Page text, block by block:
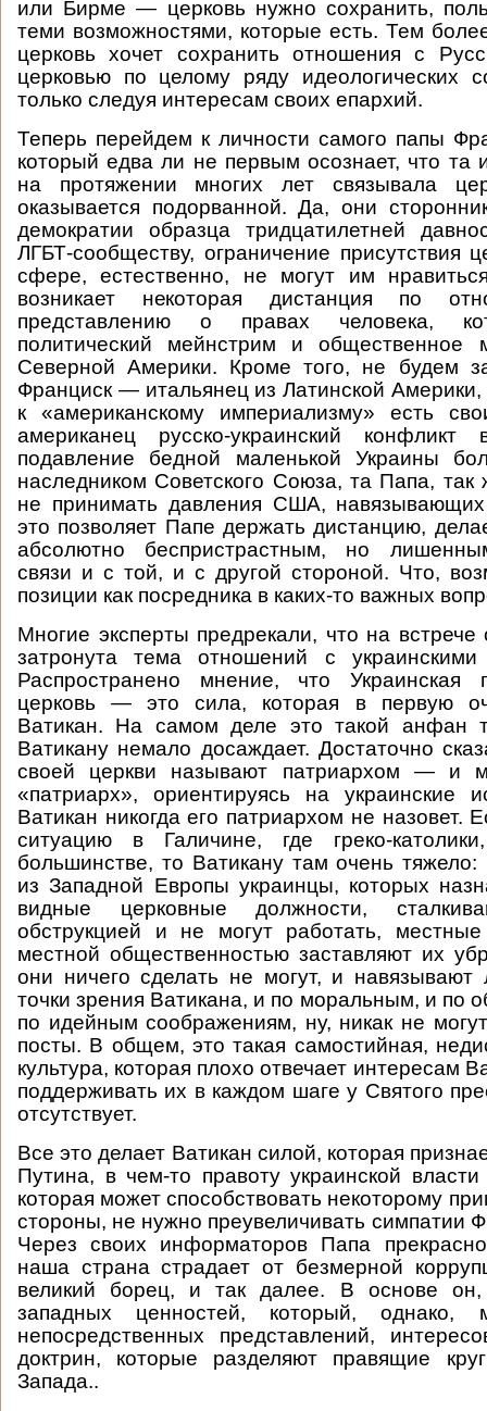
или Бирме — церковь нужно сохранить,
теми возможностями, которые есть. Тем
церковь хочет сохранить отношения с
церковью по целому ряду идеологических
только следуя интересам своих епархий.
Теперь перейдем к личности самого папы
который едва ли не первым осознает, что та
на протяжении многих лет связывала
оказывается подорванной. Да, они
демократии образца тридцатилетней
ЛГБТ-сообществу, ограничение присутствия
сфере, естественно, не могут им
возникает некоторая дистанция по
представлению о правах человека,
политический мейнстрим и
Северной Америки. Кроме того, не будем
Франциск — итальянец из Латинской
к «американскому империализму» есть
американец русско-украинский конфликт
подавление бедной маленькой Украины
наследником Советского Союза, та Папа,
не принимать давления США,
это позволяет Папе держать дистанцию,
абсолютно беспристрастным, но
связи и с той, и с другой стороной. Что,
позиции как посредника в каких-то важных
Многие эксперты предрекали, что на встрече
затронута тема отношений с украинскими
Распространено мнение, что Украинская
церковь — это сила, которая в первую
Ватикан. На самом деле это такой анфан
Ватикану немало досаждает. Достаточно
своей церкви называют патриархом — и
«патриарх», ориентируясь на украинские
Ватикан никогда его патриархом не назовет.
ситуацию в Галичине, где греко-
большинстве, то Ватикану там очень
из Западной Европы украинцы, которых
видные церковные должности,
обструкцией и не могут работать,
местной общественностью заставляют их
они ничего сделать не могут, и
точки зрения Ватикана, и по моральным, и по
по идейным соображениям, ну, никак не
посты. В общем, это такая самостийная,
культура, которая плохо отвечает интересам
поддерживать их в каждом шаге у Святого
отсутствует.
Все это делает Ватикан силой, которая
Путина, в чем-то правоту украинской
которая может способствовать некоторому
стороны, не нужно преувеличивать симпатии
Через своих информаторов Папа
наша страна страдает от безмерной
великий борец, и так далее. В основе он,
западных ценностей, который,
непосредственных представлений,
доктрин, которые разделяют правящие
Запада..